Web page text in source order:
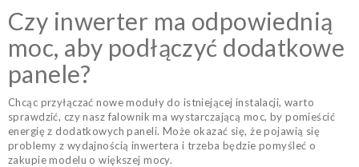
Czy inwerter ma odpowiednią
moc, aby podłączyć dodatkowe
panele?
Chcąc przyłączać nowe moduły do istniejącej instalacji, warto
sprawdzić, czy nasz falownik ma wystarczającą moc, by pomieścić
energię z dodatkowych paneli. Może okazać się, że pojawią się
problemy z wydajnością inwertera i trzeba będzie pomyśleć o
zakupie modelu o większej mocy.